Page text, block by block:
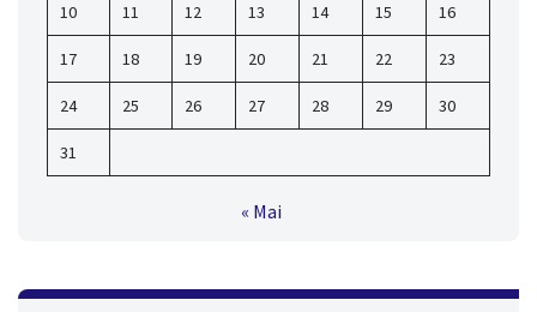
10 11 12 13 14 15 16
17 18 19 20 21 22 23
24 25 26 27 28 29 30
31
« Mai